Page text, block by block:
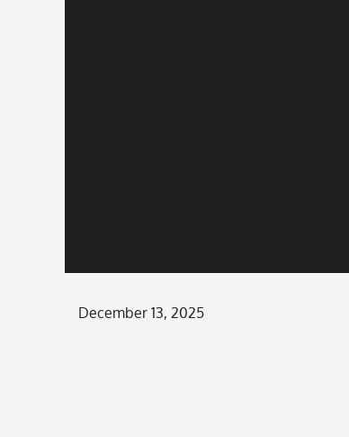
Posted
December 13, 2025